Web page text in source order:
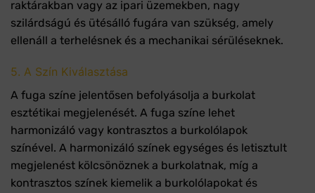
raktárakban vagy az ipari üzemekben, nagy
szilárdságú és ütésálló fugára van szükség, amely
ellenáll a terhelésnek és a mechanikai sérüléseknek.
5. A Szín Kiválasztása
A fuga színe jelentősen befolyásolja a burkolat
esztétikai megjelenését. A fuga színe lehet
harmonizáló vagy kontrasztos a burkolólapok
színével. A harmonizáló színek egységes és letisztult
megjelenést kölcsönöznek a burkolatnak, míg a
kontrasztos színek kiemelik a burkolólapokat és